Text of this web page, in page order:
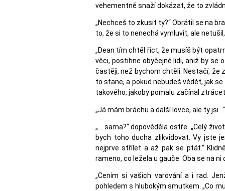
vehementně snaží dokázat, že to
„Nechceš to zkusit ty?“ Obrátil se na
to, že si to nenechá vymluvit, ale
„Dean tím chtěl říct, že musíš být
věci, postihne obyčejné lidi, aniž by se
častěji, než bychom chtěli. Nestačí, že
to stane, a pokud nebudeš vědět, jak
takového, jakoby pomalu začínal
„Já mám bráchu a další lovce, ale ty jsi…“
„… sama?“ dopověděla ostře. „Celý
bych toho ducha zlikvidovat. Vy jste
nejprve střílet a až pak se ptát.“
rameno, co ležela u gauče. Oba se na
„Cením si vašich varování a i rad.
pohledem s hlubokým smutkem. „Co